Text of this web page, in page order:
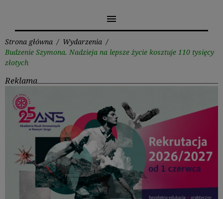
menu
Strona główna / Wydarzenia /
Budzenie Szymona. Nadzieja na lepsze życie kosztuje 110 tysięcy
złotych
Reklama